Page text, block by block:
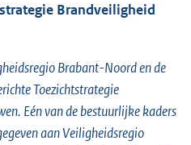
Brandveiligheid
Brabant-Noord en de
Toezichtstrategie
Eén van de bestuurlijke kaders
aan Veiligheidsregio